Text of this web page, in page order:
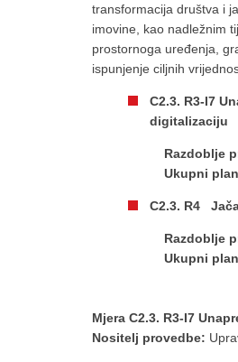
transformacija društva i
imovine, kao nadležnim
prostornoga uređenja,
ispunjenje ciljnih
C2.3. R3-I7
digitalizaciju
Razdoblje
Ukupni
C2.3. R4
Razdoblje
Ukupni
Mjera C2.3. R3-I7
Nositelj provedbe: